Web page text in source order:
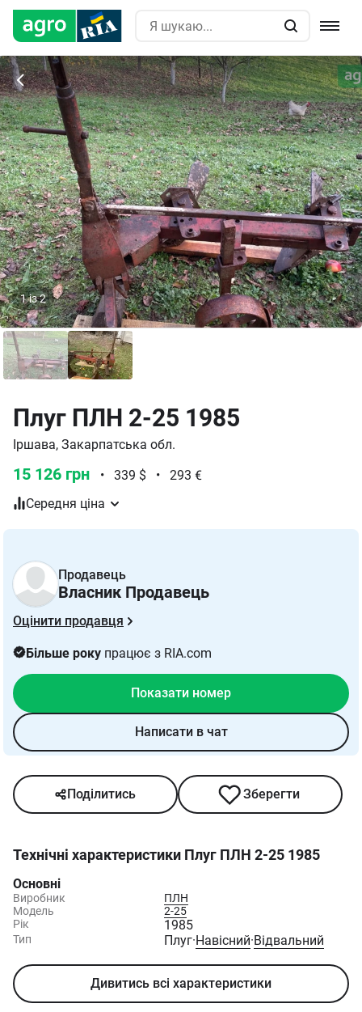
1із2
Плуг ПЛН 2-25 1985
Іршава, Закарпатська обл.
15 126 грн • 339 $ •
293 €
Середня ціна
Продавець
Власник Продавець
Оцінити продавця
Більше року працює з RIA.com
Показати номер
Написати в чат
Поділитись Зберегти
Технічні характеристики Плуг ПЛН 2-25 1985
Основні
Виробник
ПЛН
Модель
2-25
Рік
1985
Тип Плуг·Навісний·Відвальний
Дивитись всі характеристики